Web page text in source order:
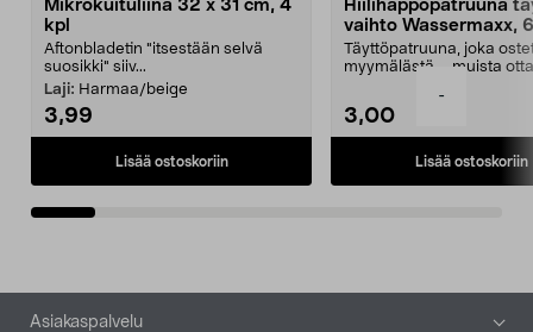
-
Mikrokuituliina 32 x 31 cm, 4
kpl
Aftonbladetin "itsestään selvä
suosikki" siiv...
Laji: Harmaa/beige
3,99
Lisää ostoskoriin
Hiilihappopatruuna
vaihto Wassermaxx,
Täyttöpatruuna, joka
myymälästä – muista
3,00
Lisää ostoskoriin
Alatunniste
Asiakaspalvelu